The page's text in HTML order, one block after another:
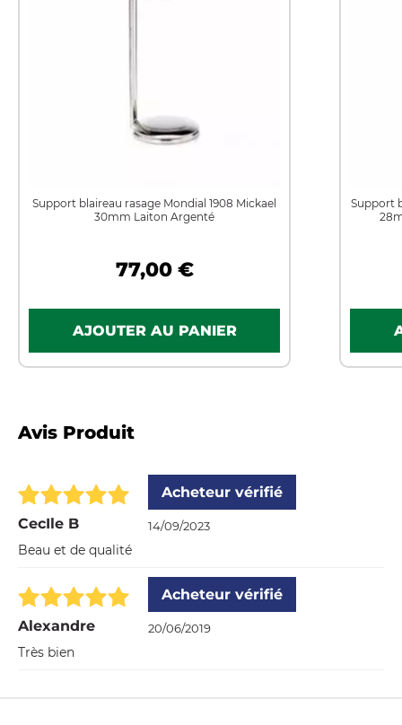
Support blaireau rasage Mondial 1908 Mickael
30mm Laiton Argenté
77,00 €
Support
Avis Produit
CecIle B
Acheteur vérifié
14/09/2023
Beau et de qualité
Alexandre
Acheteur vérifié
20/06/2019
Très bien